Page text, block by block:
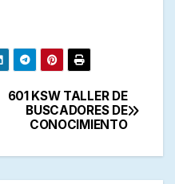
601 KSW TALLER DE
BUSCADORES DE
CONOCIMIENTO